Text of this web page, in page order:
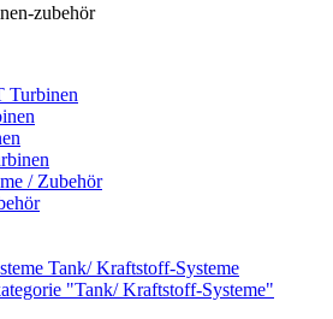
zubehör
Turbinen
/ Zubehör
Tank/ Kraftstoff-Systeme
"Tank/ Kraftstoff-Systeme"